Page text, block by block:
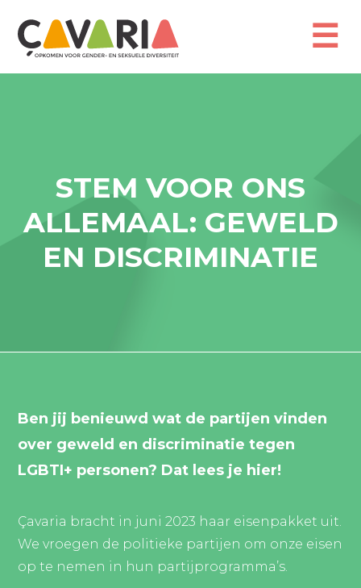
naar
☰
STEM VOOR ONS
ALLEMAAL: GEWELD
EN DISCRIMINATIE
Ben jij benieuwd wat de partijen vinden
over geweld en discriminatie tegen
LGBTI+ personen? Dat lees je hier!
Çavaria bracht in juni 2023 haar eisenpakket uit.
We vroegen de politieke partijen om onze eisen
op te nemen in hun partijprogramma’s.